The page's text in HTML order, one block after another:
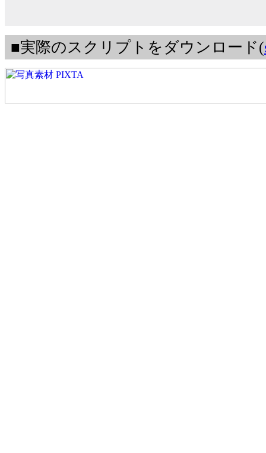
■実際のスクリプトをダウンロード(